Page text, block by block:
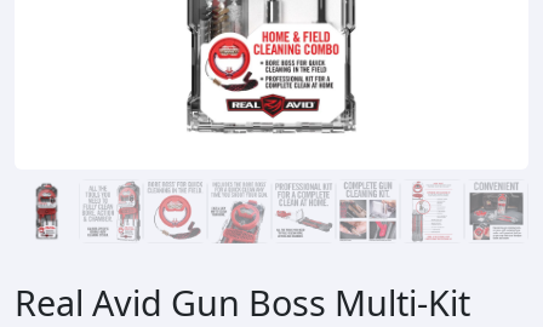
Real Avid Gun Boss Multi-Kit